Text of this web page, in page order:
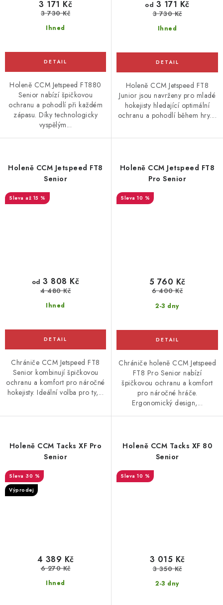
Ihned
3 171 Kč
3 730 Kč
Holeně CCM Jetspeed FT880
Senior nabízí špičkovou
ochranu a pohodlí při každém
zápasu. Díky technologicky
vyspělým...
Ihned
od 3 171 Kč
3 730 Kč
Holeně CCM Jetspeed FT8
Junior jsou navrženy pro mladé
hokejisty hledající optimální
ochranu a pohodlí během hry....
Holeně CCM Jetspeed FT8
Senior
až 15 %
Ihned
od 3 808 Kč
4 480 Kč
Chrániče CCM Jetspeed FT8
Senior kombinují špičkovou
ochranu a komfort pro náročné
hokejisty. Ideální volba pro ty,...
Holeně CCM Jetspeed FT8
Pro Senior
10 %
2-3 dny
5 760 Kč
6 400 Kč
Chrániče holeně CCM Jetspeed
FT8 Pro Senior nabízí
špičkovou ochranu a komfort
pro náročné hráče.
Ergonomický design,...
Holeně CCM Tacks XF Pro
Senior
30 %
Výprodej
Ihned
4 389 Kč
6 270 Kč
Holeně CCM Tacks XF 80
Senior
10 %
2-3 dny
3 015 Kč
3 350 Kč